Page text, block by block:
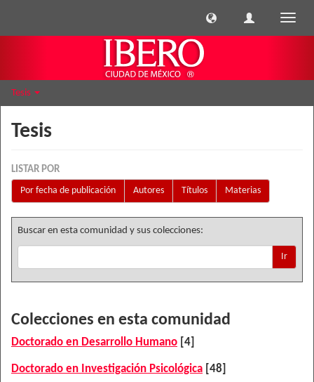
Tesis
Tesis
LISTAR POR
Por fecha de publicación
Autores Títulos Materias
Buscar en esta comunidad y sus colecciones:
Ir
Colecciones en esta comunidad
Doctorado en Desarrollo Humano [4]
Doctorado en Investigación Psicológica [48]